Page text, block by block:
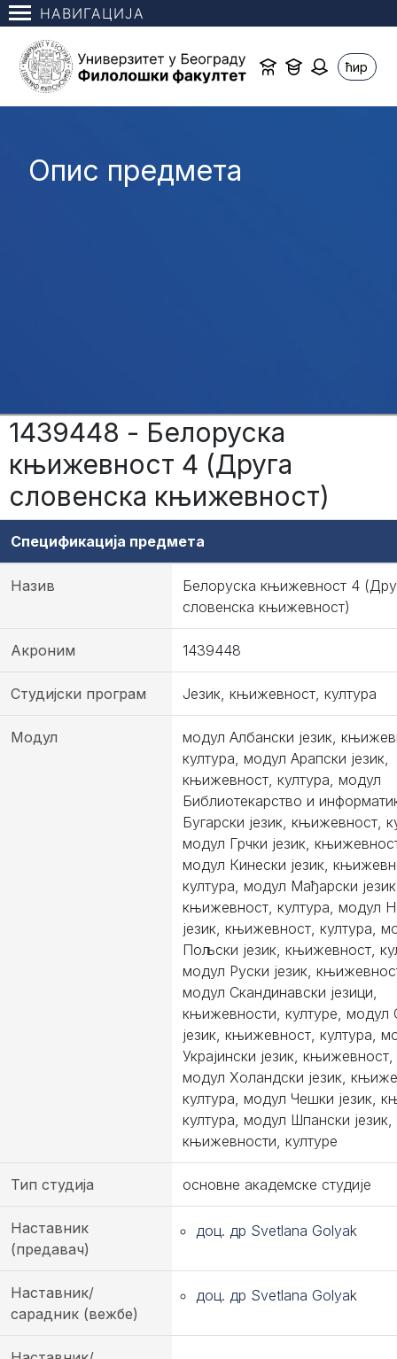
НАВИГАЦИЈА
ћир
Опис предмета
1439448 - Белоруска
књижевност 4 (Друга
словенска књижевност)
Спецификација предмета
Назив
Белоруска књижевност 4
словенска књижевност)
Акроним 1439448
Студијски програм Језик, књижевност, култура
Модул
модул Албански језик,
култура, модул Арапски језик,
књижевност, култура, модул
Библиотекарство и
Бугарски језик, књижевност,
модул Грчки језик,
модул Кинески језик,
култура, модул Мађарски
књижевност, култура, модул
језик, књижевност, култура,
Пољски језик, књижевност,
модул Руски језик,
модул Скандинавски језици,
књижевности, културе, модул
језик, књижевност, култура,
Украјински језик, књижевност,
модул Холандски језик,
култура, модул Чешки језик,
култура, модул Шпански
књижевности, културе
Тип студија основне академске студије
Наставник
(предавач)
доц. др Svetlana Golyak
Наставник/
сарадник (вежбе)
доц. др Svetlana Golyak